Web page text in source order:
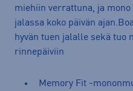
miehiin verrattuna, ja
jalassa koko päivän
hyvän tuen jalalle sekä tuo
rinnepäiviin
Memory Fit -